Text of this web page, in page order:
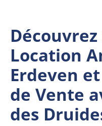
Location
Erdeven
de Vente
des